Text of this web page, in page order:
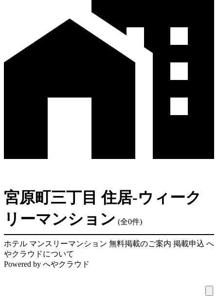
宮原町三丁目 住居-ウィーク
リーマンション (全0件)
ホテル マンスリーマンション 無料掲載のご案内 掲載申込 へ
やクラウドについて
Powered by へやクラウド